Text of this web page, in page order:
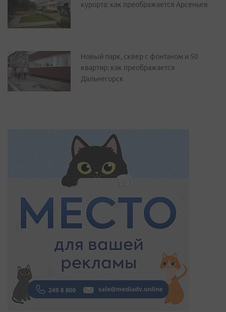
курорта: как преображается Арсеньев
Новый парк, сквер с фонтаном и 50
квартир: как преображается
Дальнегорск